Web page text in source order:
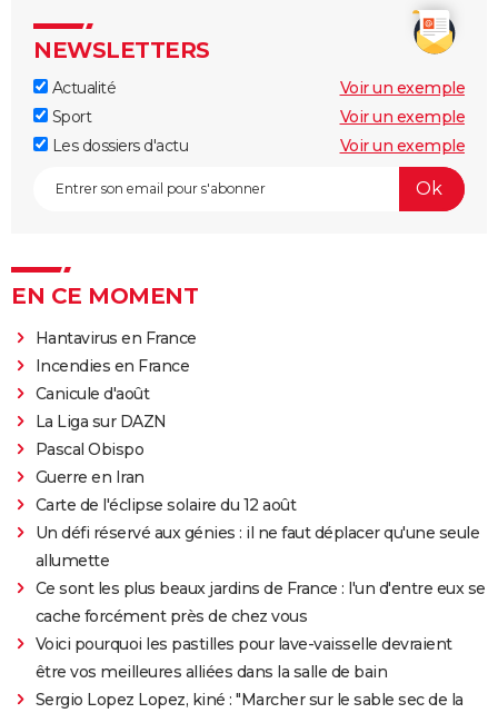
NEWSLETTERS
Actualité
Voir un exemple
Sport
Voir un exemple
Les dossiers d'actu
Voir un exemple
EN CE MOMENT
Hantavirus en France
Incendies en France
Canicule d'août
La Liga sur DAZN
Pascal Obispo
Guerre en Iran
Carte de l'éclipse solaire du 12 août
Un défi réservé aux génies : il ne faut déplacer qu'une seule
allumette
Ce sont les plus beaux jardins de France : l'un d'entre eux se
cache forcément près de chez vous
Voici pourquoi les pastilles pour lave-vaisselle devraient
être vos meilleures alliées dans la salle de bain
Sergio Lopez Lopez, kiné : "Marcher sur le sable sec de la